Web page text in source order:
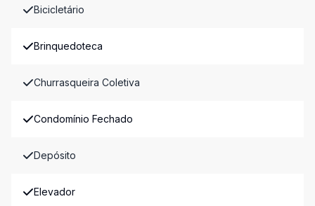
Bicicletário
Brinquedoteca
Churrasqueira Coletiva
Condomínio Fechado
Depósito
Elevador